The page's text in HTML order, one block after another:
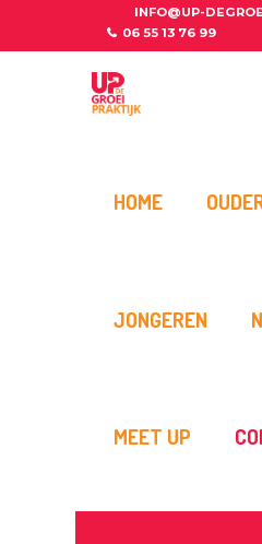
INFO@UP-
06 55 13 76 99
HOME
JONGEREN
MEET UP